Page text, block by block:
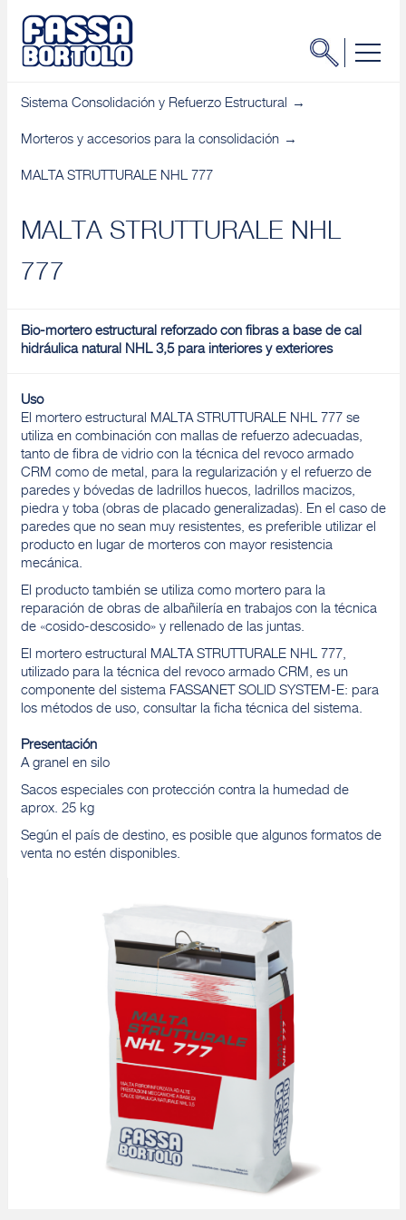
Sistema Consolidación y Refuerzo Estructural
Morteros y accesorios para la consolidación
MALTA STRUTTURALE NHL 777
MALTA STRUTTURALE NHL
777
Bio-mortero estructural reforzado con fibras a base de cal
hidráulica natural NHL 3,5 para interiores y exteriores
Uso
El mortero estructural MALTA STRUTTURALE NHL 777 se
utiliza en combinación con mallas de refuerzo adecuadas,
tanto de fibra de vidrio con la técnica del revoco armado
CRM como de metal, para la regularización y el refuerzo de
paredes y bóvedas de ladrillos huecos, ladrillos macizos,
piedra y toba (obras de placado generalizadas). En el caso de
paredes que no sean muy resistentes, es preferible utilizar el
producto en lugar de morteros con mayor resistencia
mecánica.
El producto también se utiliza como mortero para la
reparación de obras de albañilería en trabajos con la técnica
de «cosido-descosido» y rellenado de las juntas.
El mortero estructural MALTA STRUTTURALE NHL 777,
utilizado para la técnica del revoco armado CRM, es un
componente del sistema FASSANET SOLID SYSTEM-E: para
los métodos de uso, consultar la ficha técnica del sistema.
Presentación
A granel en silo
Sacos especiales con protección contra la humedad de
aprox. 25 kg
Según el país de destino, es posible que algunos formatos de
venta no estén disponibles.